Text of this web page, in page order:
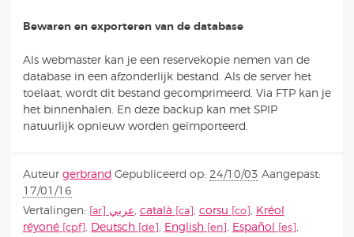
Bewaren en exporteren van de database
Als webmaster kan je een reservekopie nemen van de
database in een afzonderlijk bestand. Als de server het
toelaat, wordt dit bestand gecomprimeerd. Via FTP kan je
het binnenhalen. En deze backup kan met SPIP
natuurlijk opnieuw worden geïmporteerd.
Auteur gerbrand Gepubliceerd op: 24/10/03 Aangepast:
17/01/16
Vertalingen:
عربي, català , corsu , Kréol
réyoné
, Deutsch , English , Español
,